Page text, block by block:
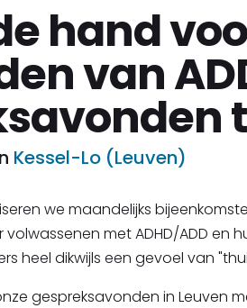
hand
van
Kessel-Lo (Leuven)
we maandelijks
met ADHD/ADD en
heel dikwijls een gevoel van
gespreksavonden in Leuven